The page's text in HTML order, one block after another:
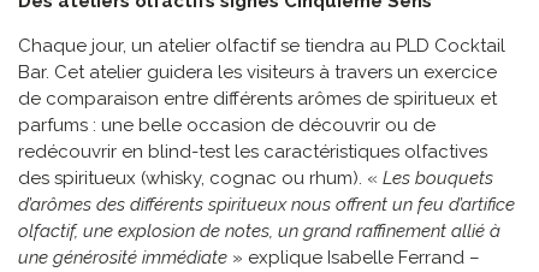
Chaque jour, un atelier olfactif se tiendra au PLD Cocktail
Bar. Cet atelier guidera les visiteurs à travers un exercice
de comparaison entre différents arômes de spiritueux et
parfums : une belle occasion de découvrir ou de
redécouvrir en blind-test les caractéristiques olfactives
des spiritueux (whisky, cognac ou rhum). « Les bouquets
d’arômes des différents spiritueux nous offrent un feu d’artifice
olfactif, une explosion de notes, un grand raffinement allié à
une générosité immédiate » explique Isabelle Ferrand –